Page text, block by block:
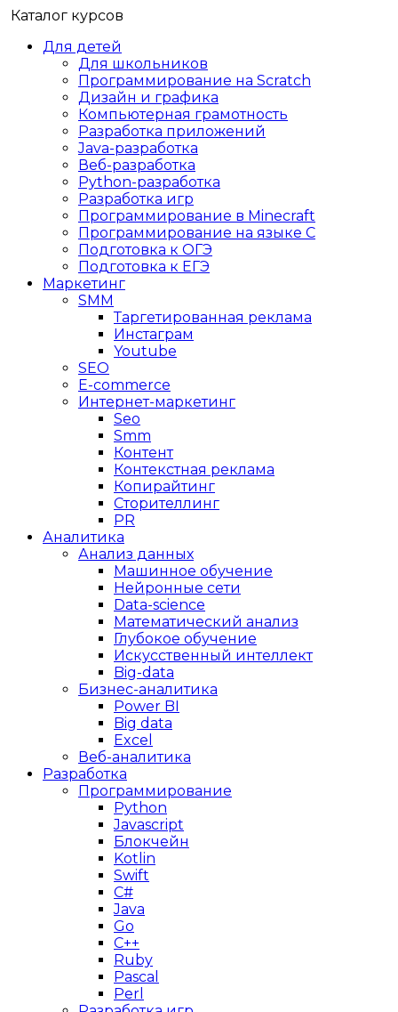
Каталог курсов
Для детей
Для школьников
Программирование на Scratch
Дизайн и графика
Компьютерная грамотность
Разработка приложений
Java-разработка
Веб-разработка
Python-разработка
Разработка игр
Программирование в Minecraft
Программирование на языке C
Подготовка к ОГЭ
Подготовка к ЕГЭ
Маркетинг
SMM
Таргетированная реклама
Инстаграм
Youtube
SEO
E-сommerce
Интернет-маркетинг
Seo
Smm
Контент
Контекстная реклама
Копирайтинг
Сторителлинг
PR
Аналитика
Анализ данных
Машинное обучение
Нейронные сети
Data-science
Математический анализ
Глубокое обучение
Искусственный интеллект
Big-data
Бизнес-аналитика
Power BI
Big data
Excel
Веб-аналитика
Разработка
Программирование
Python
Javascript
Блокчейн
Kotlin
Swift
C#
Java
Go
C++
Ruby
Pascal
Perl